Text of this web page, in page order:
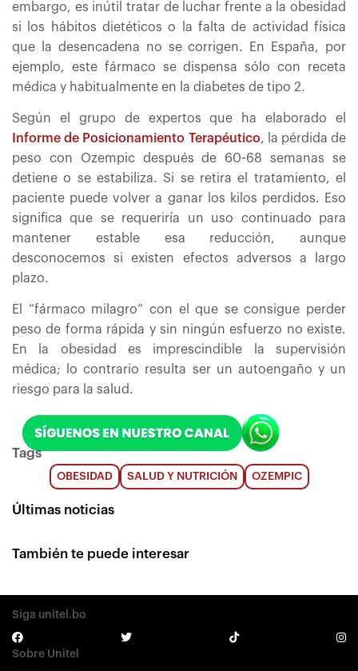
embargo, es inútil tratar de luchar frente a la obesidad
si los hábitos dietéticos o la falta de actividad física
que la desencadena no se corrigen. En España, por
ejemplo, este fármaco se dispensa sólo con receta
médica y habitualmente en la diabetes de tipo 2.
Según el grupo de expertos que ha elaborado el
Informe de Posicionamiento Terapéutico, la pérdida de
peso con Ozempic después de 60-68 semanas se
detiene o se estabiliza. Si se retira el tratamiento, el
paciente puede volver a ganar los kilos perdidos. Eso
significa que se requeriría un uso continuado para
mantener estable esa reducción, aunque
desconocemos si existen efectos adversos a largo
plazo.
El “fármaco milagro” con el que se consigue perder
peso de forma rápida y sin ningún esfuerzo no existe.
En la obesidad es imprescindible la supervisión
médica; lo contrario resulta ser un autoengaño y un
riesgo para la salud.
Tags
OBESIDAD SALUD Y NUTRICIÓN OZEMPIC
Últimas noticias
También te puede interesar
Siga unitel.bo
Sobre Unitel